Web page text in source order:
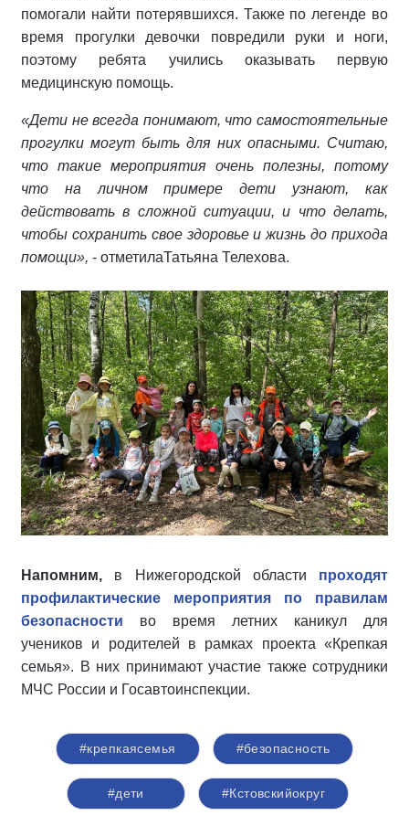
помогали найти потерявшихся. Также по легенде во
время прогулки девочки повредили руки и ноги,
поэтому ребята учились оказывать первую
медицинскую помощь.
«Дети не всегда понимают, что самостоятельные
прогулки могут быть для них опасными. Считаю,
что такие мероприятия очень полезны, потому
что на личном примере дети узнают, как
действовать в сложной ситуации, и что делать,
чтобы сохранить свое здоровье и жизнь до прихода
помощи», - отметилаТатьяна Телехова.
Напомним, в Нижегородской области проходят
профилактические мероприятия по правилам
безопасности во время летних каникул для
учеников и родителей в рамках проекта «Крепкая
семья». В них принимают участие также сотрудники
МЧС России и Госавтоинспекции.
#крепкаясемья #безопасность
#дети #Кстовскийокруг